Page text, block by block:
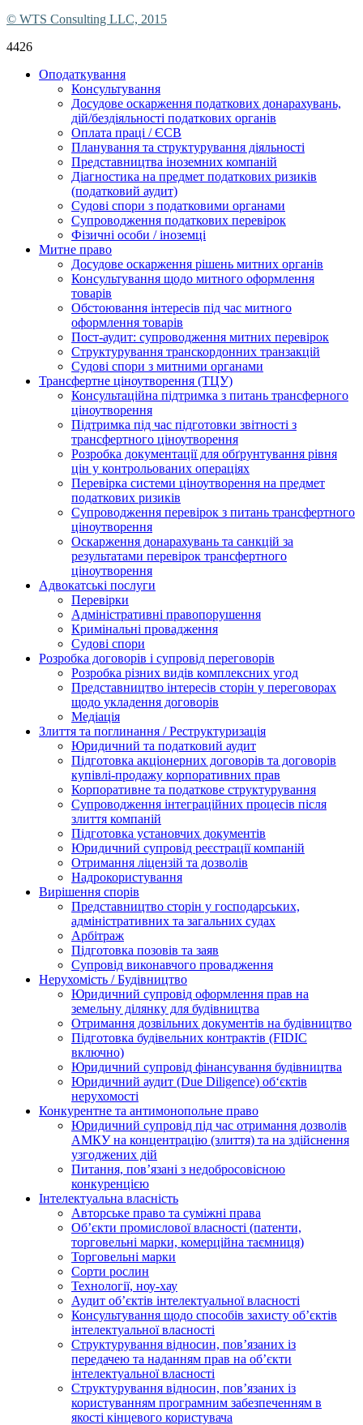
© WTS Consulting LLC, 2015
4426
Оподаткування
Консультування
Досудове оскарження податкових донарахувань,
дій/бездіяльності податкових органів
Оплата праці / ЄСВ
Планування та структурування діяльності
Представництва іноземних компаній
Діагностика на предмет податкових ризиків
(податковий аудит)
Судові спори з податковими органами
Супроводження податкових перевірок
Фізичні особи / іноземці
Митне право
Досудове оскарження рішень митних органів
Консультування щодо митного оформлення
товарів
Обстоювання інтересів під час митного
оформлення товарів
Пост-аудит: супроводження митних перевірок
Структурування транскордонних транзакцій
Судові спори з митними органами
Трансфертне ціноутворення (ТЦУ)
Консультаційна підтримка з питань трансферного
ціноутворення
Підтримка під час підготовки звітності з
трансфертного ціноутворення
Розробка документації для обґрунтування рівня
цін у контрольованих операціях
Перевірка системи ціноутворення на предмет
податкових ризиків
Супроводження перевірок з питань трансфертного
ціноутворення
Оскарження донарахувань та санкцій за
результатами перевірок трансфертного
ціноутворення
Адвокатські послуги
Перевірки
Адміністративні правопорушення
Кримінальні провадження
Судові спори
Розробка договорів і супровід переговорів
Розробка різних видів комплексних угод
Представництво інтересів сторін у переговорах
щодо укладення договорів
Медіація
Злиття та поглинання / Реструктуризація
Юридичний та податковий аудит
Підготовка акціонерних договорів та договорів
купівлі-продажу корпоративних прав
Корпоративне та податкове структурування
Супроводження інтеграційних процесів після
злиття компаній
Підготовка установчих документів
Юридичний супровід реєстрації компаній
Отримання ліцензій та дозволів
Надрокористування
Вирішення спорів
Представництво сторін у господарських,
адміністративних та загальних судах
Арбітраж
Підготовка позовів та заяв
Супровід виконавчого провадження
Нерухомість / Будівництво
Юридичний супровід оформлення прав на
земельну ділянку для будівництва
Отримання дозвільних документів на будівництво
Підготовка будівельних контрактів (FIDIC
включно)
Юридичний супровід фінансування будівництва
Юридичний аудит (Due Diligence) об‘єктів
нерухомості
Конкурентне та антимонопольне право
Юридичний супровід під час отримання дозволів
АМКУ на концентрацію (злиття) та на здійснення
узгоджених дій
Питання, пов’язані з недобросовісною
конкуренцією
Інтелектуальна власність
Авторське право та суміжні права
Oб’єкти промислової власності (патенти,
торговельні марки, комерційна таємниця)
Торговельні марки
Сорти рослин
Технології, ноу-хау
Аудит об’єктів інтелектуальної власності
Консультування щодо способів захисту об’єктів
інтелектуальної власності
Структурування відносин, пов’язаних із
передачею та наданням прав на об’єкти
інтелектуальної власності
Структурування відносин, пов’язаних із
користуванням програмним забезпеченням в
якості кінцевого користувача